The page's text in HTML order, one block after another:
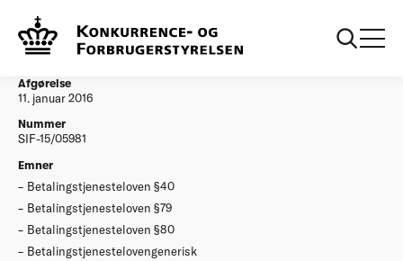
Afgørelser
gennemført
Afgørelse
11. januar 2016
Nummer
SIF-15/05981
Emner
Betalingstjenesteloven §40
Betalingstjenesteloven §79
Betalingstjenesteloven §80
Betalingstjenestelovengenerisk